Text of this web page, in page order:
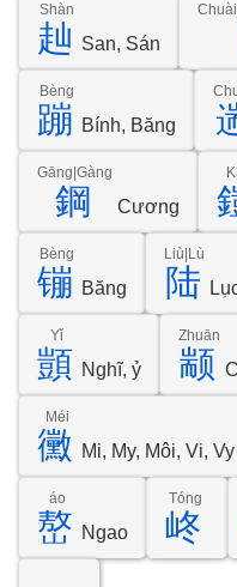
赸
Shàn
San, Sán
蹦
Bèng
Bính, Băng
鋼
Gāng|Gàng
Cương
镚
Bèng
Băng 陆
Liù|Lù
顗
Yǐ
Nghĩ, ỷ 颛
Zhuān
黴
Méi
Mi, My, Môi, Vi, Vy
嶅
áo
Ngao 峂
Tóng